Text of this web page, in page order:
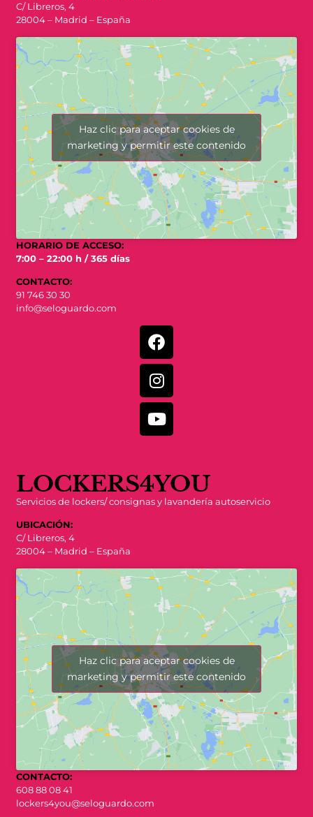
C/ Libreros, 4
28004 – Madrid – España
Haz clic para aceptar cookies de
marketing y permitir este contenido
HORARIO DE ACCESO:
7:00 – 22:00 h / 365 días
CONTACTO:
91 746 30 30
info@seloguardo.com
LOCKERS4YOU
Servicios de lockers/ consignas y lavandería autoservicio
UBICACIÓN:
C/ Libreros, 4
28004 – Madrid – España
Haz clic para aceptar cookies de
marketing y permitir este contenido
CONTACTO:
608 88 08 41
lockers4you@seloguardo.com